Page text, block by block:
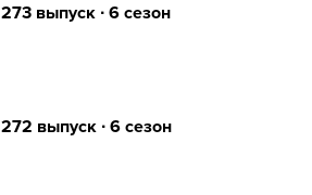
273 выпуск ∙ 6 сезон
272 выпуск ∙ 6 сезон